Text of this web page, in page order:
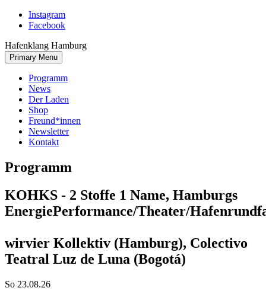
Skip
Instagram
Facebook
Hafenklang Hamburg
Primary Menu
Programm
News
Der Laden
Shop
Freund*innen
Newsletter
Kontakt
Programm
KOHKS - 2 Stoffe 1 Name, Hamburgs
EnergiePerformance/Theater/
wirvier Kollektiv (Hamburg), Colectivo
Teatral Luz de Luna (Bogotá)
So 23.08.26